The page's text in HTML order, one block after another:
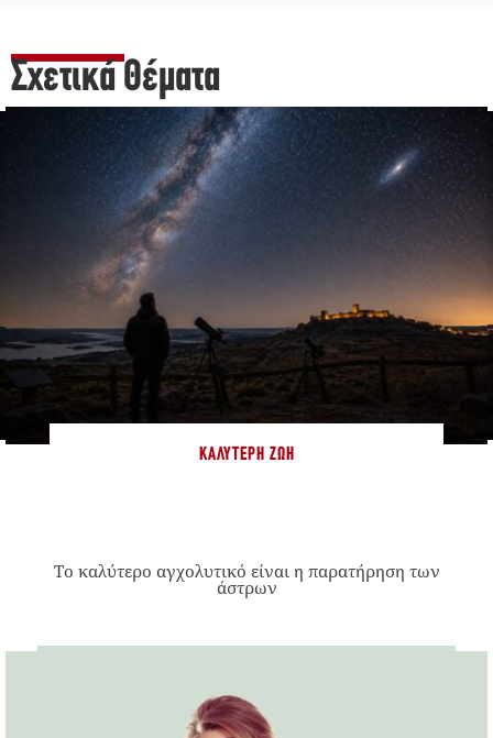
Σχετικά Θέματα
ΚΑΛΎΤΕΡΗ ΖΩΉ
Το καλύτερο αγχολυτικό είναι η παρατήρηση των
άστρων